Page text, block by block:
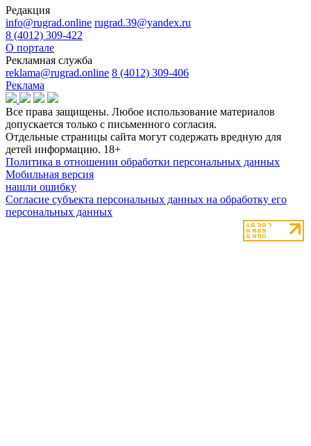
Редакция
info@rugrad.online rugrad.39@yandex.ru
8 (4012) 309-422
О портале
Рекламная служба
reklama@rugrad.online 8 (4012) 309-406
Реклама
Все права защищены. Любое использование материалов
допускается только с письменного согласия.
Отдельные страницы сайта могут содержать вредную для
детей информацию. 18+
Политика в отношении обработки персональных данных
Мобильная версия
нашли ошибку
Согласие субъекта персональных данных на обработку его
персональных данных